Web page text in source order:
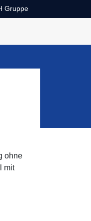
umschalten
Gruppe
ohne
mit